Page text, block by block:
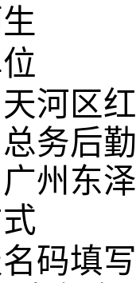
河区
总务后
州东
码填写